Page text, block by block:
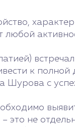
любой
к
Шурова с
это не